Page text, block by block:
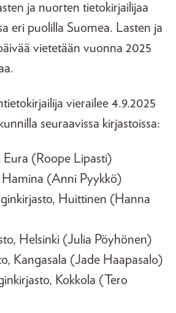
ja nuorten tietokirjailijaa
eri puolilla Suomea. Lasten ja
vietetään vuonna 2025
vierailee 4.9.2025
seuraavissa kirjastoissa:
Eura (Roope Lipasti)
Hamina (Anni Pyykkö)
Huittinen (Hanna
Helsinki (Julia Pöyhönen)
Kangasala (Jade Haapasalo)
Kokkola (Tero